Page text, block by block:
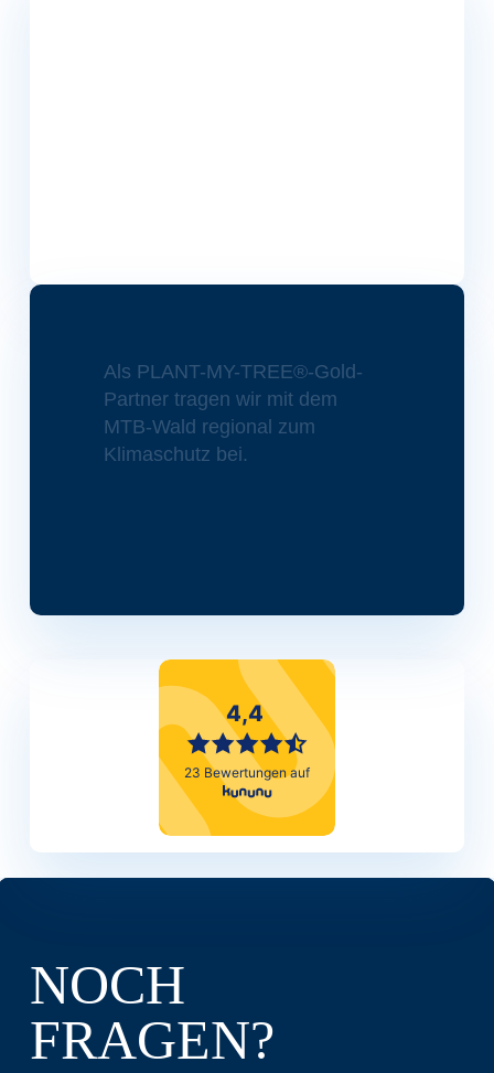
Als PLANT-MY-TREE®-Gold-
Partner tragen wir mit dem
MTB-Wald regional zum
Klimaschutz bei.
NOCH
FRAGEN?